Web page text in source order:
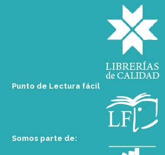
Punto de Lectura fácil
Somos parte de: